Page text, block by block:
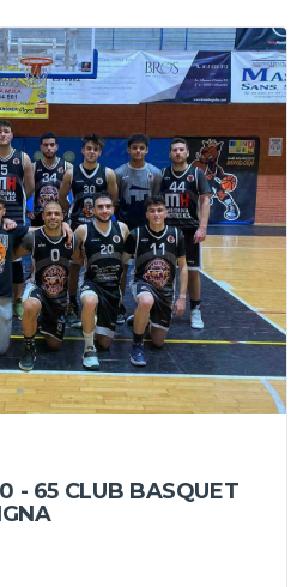
- 65 CLUB BASQUET